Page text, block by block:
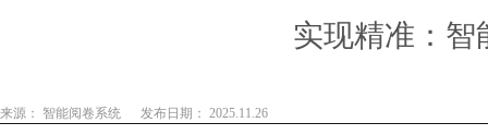
实现精准：智
来源： 智能阅卷系统 发布日期： 2025.11.26